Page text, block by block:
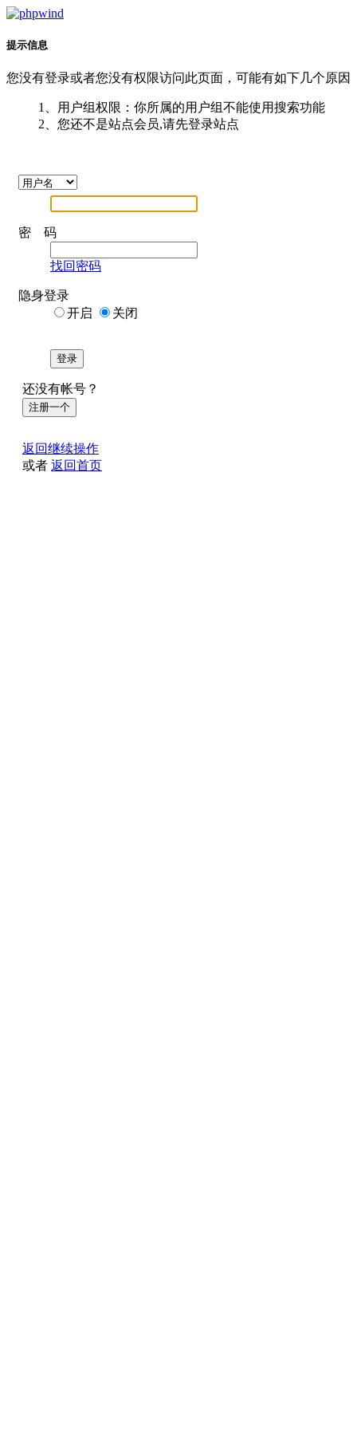
提示信息
您没有登录或者您没有权限访问此页面，可能有如下几个原因
1、用户组权限：你所属的用户组不能使用搜索功能
2、您还不是站点会员,请先登录站点
密 码
找回密码
隐身登录
开启
关闭
登录
还没有帐号？
注册一个
返回继续操作
或者 返回首页